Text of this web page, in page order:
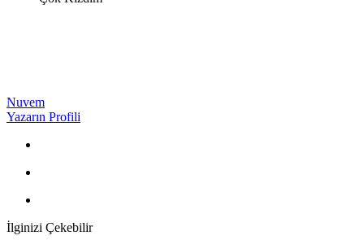
Nuvem
Yazarın Profili
İlginizi Çekebilir